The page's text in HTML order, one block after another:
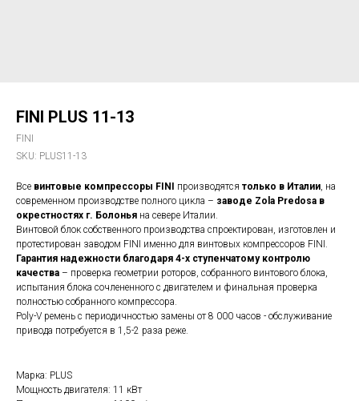
FINI PLUS 11-13
FINI
SKU: PLUS11-13
Все винтовые компрессоры FINI производятся только в Италии, на
современном производстве полного цикла – заводе Zola Predosa в
окрестностях г. Болонья на севере Италии.
Винтовой блок собственного производства спроектирован, изготовлен и
протестирован заводом FINI именно для винтовых компрессоров FINI.
Гарантия надежности благодаря 4-х ступенчатому контролю
качества – проверка геометрии роторов, собранного винтового блока,
испытания блока сочлененного с двигателем и финальная проверка
полностью собранного компрессора.
Poly-V ремень с периодичностью замены от 8 000 часов - обслуживание
привода потребуется в 1,5-2 раза реже.
Марка: PLUS
Мощность двигателя: 11 кВт